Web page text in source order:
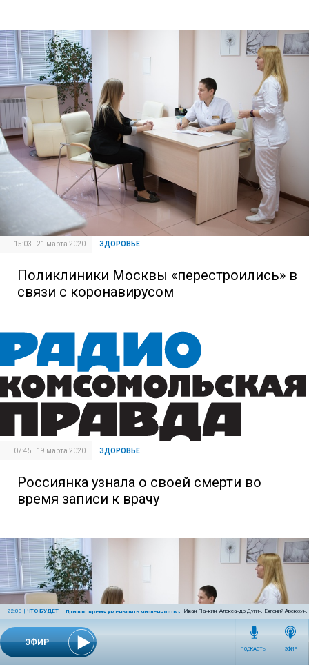
ЭФИР
22:03 | ЧТО БУДЕТ Пришло время уменьшить численность населения ЗемлиИван Панкин, Александр Дугин, Евгений
ПОДКАСТЫ ЭФИР
15:03 | 21 марта 2020 ЗДОРОВЬЕ
Поликлиники Москвы «перестроились» в
связи с коронавирусом
07:45 | 19 марта 2020 ЗДОРОВЬЕ
Россиянка узнала о своей смерти во
время записи к врачу